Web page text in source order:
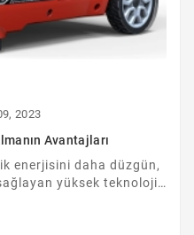
2023
Avantajları
enerjisini daha düzgün,
yüksek teknoloji